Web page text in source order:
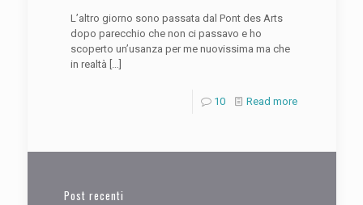
L’altro giorno sono passata dal Pont des Arts
dopo parecchio che non ci passavo e ho
scoperto un’usanza per me nuovissima ma che
in realtà […]
10 Read more
Post recenti